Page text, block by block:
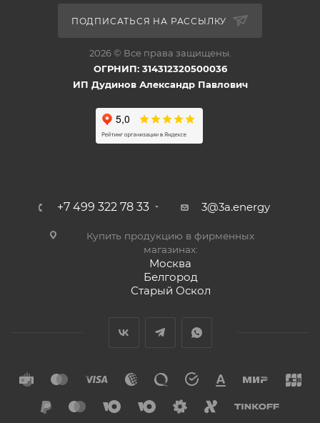
ПОДПИСАТЬСЯ НА РАССЫЛКУ
2026 © Все права защищены.
ОГРНИП: 314312320500036
ИП Дудинов Александр Павлович
+7 499 322 78 33 3@3a.energy
Купить продукцию в фирменных
магазинах:
Москва
Белгород
Старый Оскол